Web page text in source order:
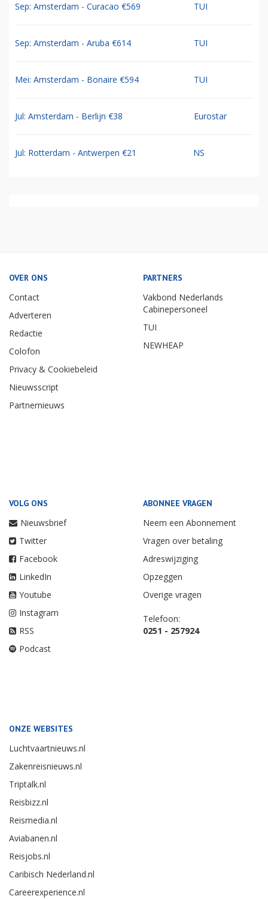
Sep: Amsterdam - Curacao €569 TUI
Sep: Amsterdam - Aruba €614 TUI
Mei: Amsterdam - Bonaire €594 TUI
Jul: Amsterdam - Berlijn €38 Eurostar
Jul: Rotterdam - Antwerpen €21 NS
OVER ONS
Contact
Adverteren
Redactie
Colofon
Privacy & Cookiebeleid
Nieuwsscript
Partnernieuws
PARTNERS
Vakbond Nederlands
Cabinepersoneel
TUI
NEWHEAP
VOLG ONS
Nieuwsbrief
Twitter
Facebook
LinkedIn
Youtube
Instagram
RSS
Podcast
ABONNEE VRAGEN
Neem een Abonnement
Vragen over betaling
Adreswijziging
Opzeggen
Overige vragen
Telefoon:
0251 - 257924
ONZE WEBSITES
Luchtvaartnieuws.nl
Zakenreisnieuws.nl
Triptalk.nl
Reisbizz.nl
Reismedia.nl
Aviabanen.nl
Reisjobs.nl
Caribisch Nederland.nl
Careerexperience.nl